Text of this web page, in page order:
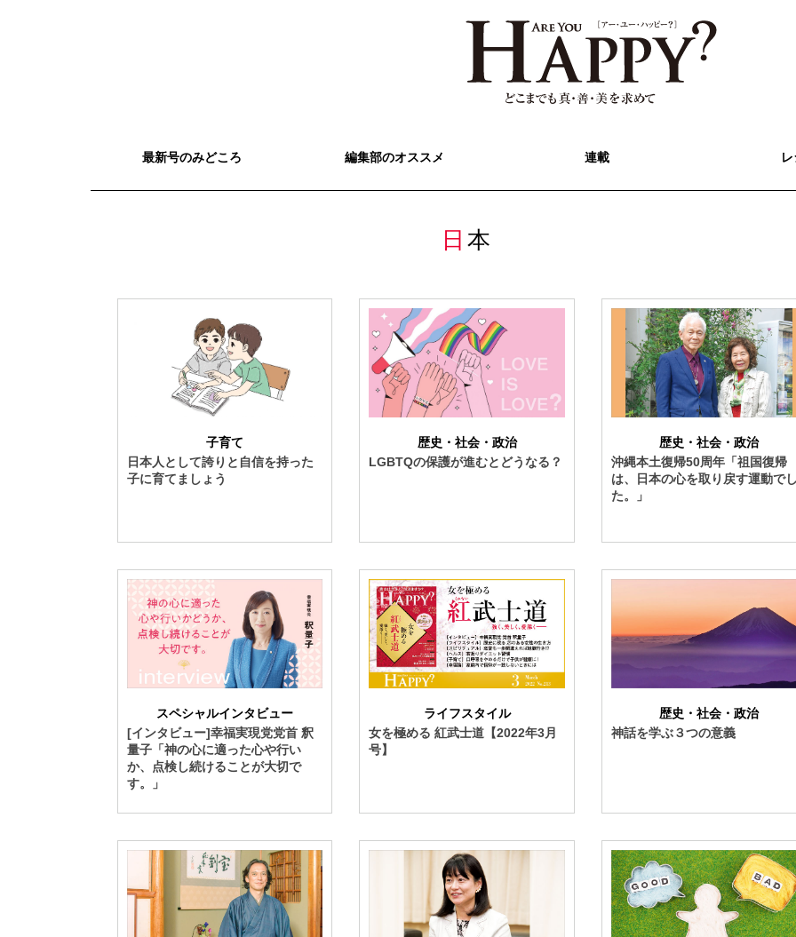
最新号のみどころ 編集部のオススメ 連載
日本
子育て
日本人として誇りと自信を持った
子に育てましょう
歴史・社会・政治
LGBTQの保護が進むとどうなる？
歴史・社会・政治
沖縄本土復帰50周年「祖国復帰
は、日本の心を取り戻す運動で
た。」
スペシャルインタビュー
[インタビュー]幸福実現党党首 釈
量子「神の心に適った心や行い
か、点検し続けることが大切で
す。」
ライフスタイル
女を極める 紅武士道【2022年3月
号】
歴史・社会・政治
神話を学ぶ３つの意義